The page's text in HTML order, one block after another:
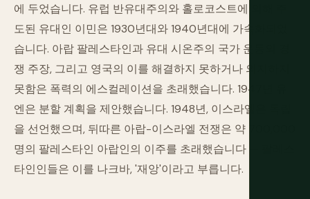
에 두었습니다. 유럽 반유대주의와 홀로코스트에 의해 주
도된 유대인 이민은 1930년대와 1940년대에 가속화되었
습니다. 아랍 팔레스타인과 유대 시온주의 국가 운동의 경
쟁 주장, 그리고 영국의 이를 해결하지 못하거나 의지하지
못함은 폭력의 에스컬레이션을 초래했습니다. 1947년 유
엔은 분할 계획을 제안했습니다. 1948년, 이스라엘은 독립
을 선언했으며, 뒤따른 아랍-이스라엘 전쟁은 약 700,000
명의 팔레스타인 아랍인의 이주를 초래했습니다 — 팔레스
타인인들은 이를 나크바, '재앙'이라고 부릅니다.